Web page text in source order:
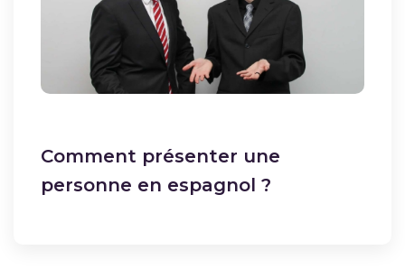
Comment présenter une
personne en espagnol ?